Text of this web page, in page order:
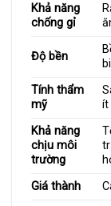
Khả năng
chống gỉ
Độ bền
Tính thẩm
mỹ
ít
Khả năng
chịu môi
trường
Giá thành